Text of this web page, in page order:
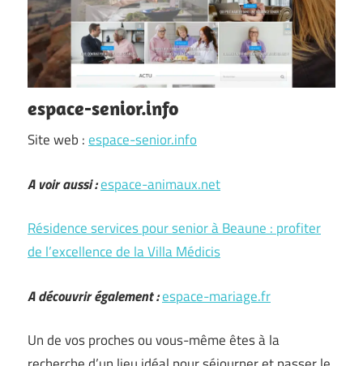
espace-senior.info
Site web :espace-senior.info
A voir aussi :espace-animaux.net
Résidence services pour senior à Beaune : profiter
de l’excellence de la Villa Médicis
A découvrir également :espace-mariage.fr
Un de vos proches ou vous-même êtes à la